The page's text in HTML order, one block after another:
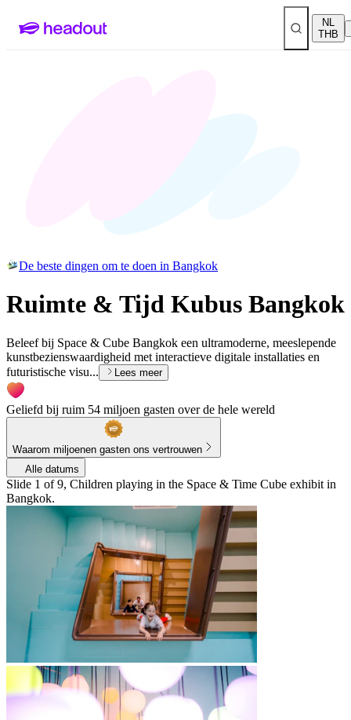
NL
THB
De beste dingen om te doen in Bangkok
Ruimte & Tijd Kubus Bangkok
Beleef bij Space & Cube Bangkok een ultramoderne, meeslepende
kunstbezienswaardigheid met interactieve digitale installaties en
futuristische visu...
Lees meer
Geliefd bij ruim 54 miljoen gasten over de hele wereld
Waarom miljoenen gasten ons vertrouwen
Alle datums
Slide 1 of 9, Children playing in the Space & Time Cube exhibit in
Bangkok.